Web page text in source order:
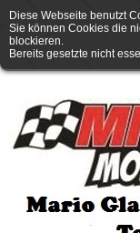
Diese Webseite benutzt
Sie können Cookies die
blockieren.
Bereits gesetzte nicht